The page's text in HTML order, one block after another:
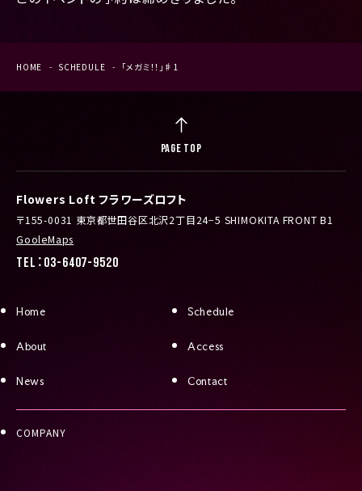
HOME SCHEDULE 「メガミ！！」♯1
Flowers Loft フラワーズロフト
〒155-0031 東京都世田谷区北沢2丁目24−5 SHIMOKITA FRONT B1
GooleMaps
TEL：03-6407-9520
Home Schedule
About Access
News Contact
COMPANY
PAGE TOP